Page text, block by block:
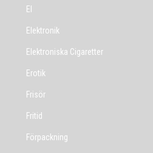
El
Elektronik
Elektroniska Cigaretter
Erotik
Frisör
Fritid
Förpackning